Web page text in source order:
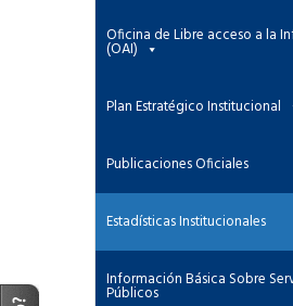
Oficina de Libre acceso a la
(OAI)
Plan Estratégico Institucional
Publicaciones Oficiales
Estadísticas Institucionales
Información Básica Sobre
Públicos